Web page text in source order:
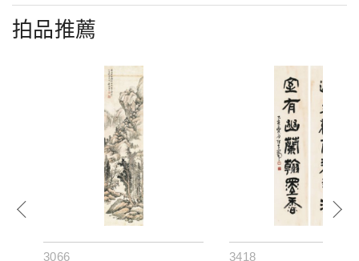
拍品推薦
3066
3418